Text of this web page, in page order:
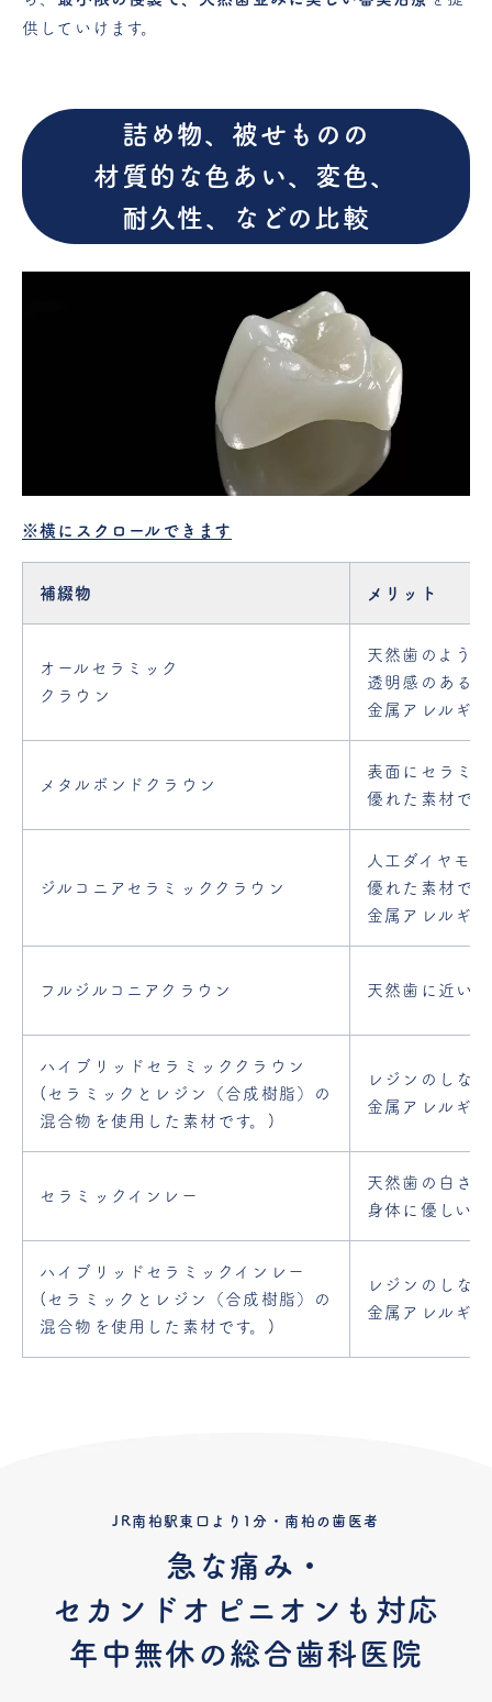
供していけます。
詰め物、被せものの
材質的な色あい、 変色、
耐久性、などの比較
※横にスクロールできます
補綴物 メリット
オールセラミック
クラウン
天然歯のよう
透明感のある
金属アレルギ
メタルボンドクラウン
表面にセラミ
優れた素材です
ジルコニアセラミック クラウン
人工ダイヤモ
優れた素材です
金属アレルギ
フルジルコニアクラウン 天然歯に近い
ハイブリッドセラミック クラウン
(セラミックとレジン
（合成樹脂）の
混合物を 使用した素材です。)
レジンのしな
金属アレルギ
セラミックインレー
天然歯の白さ
身体に優しい
ハイブリッドセラミック インレー
(セラミックとレジン
（合成樹脂）の
混合物を 使用した素材です。)
レジンのしな
金属アレルギ
JR南柏駅東口より1分・南柏の歯医者
急な痛み・
セカンドオピニオンも対応
年中無休の総合歯科医院